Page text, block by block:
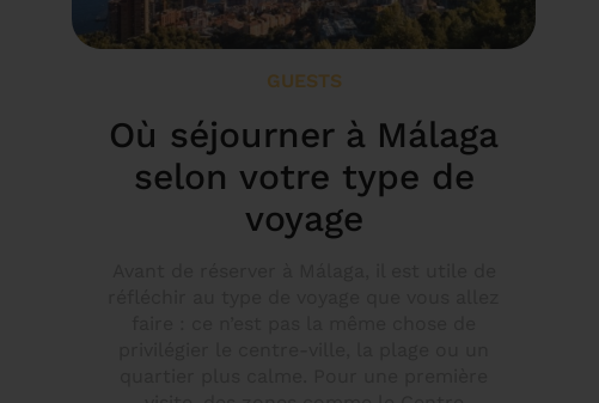
GUESTS
Où séjourner à Málaga
selon votre type de
voyage